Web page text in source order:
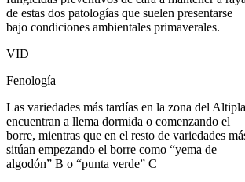
de estas dos patologías que suelen presentarse
bajo condiciones ambientales primaverales.
VID
Fenología
Las variedades más tardías en la zona del
encuentran a llema dormida o comenzando el
borre, mientras que en el resto de variedades
sitúan empezando el borre como “yema de
algodón” B o “punta verde” C